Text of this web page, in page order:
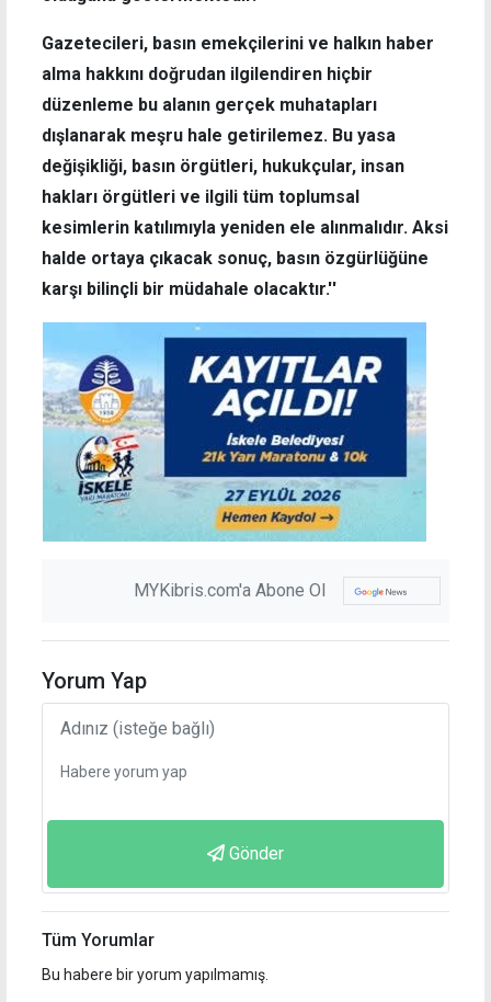
Gazetecileri, basın emekçilerini ve halkın haber
alma hakkını doğrudan ilgilendiren hiçbir
düzenleme bu alanın gerçek muhatapları
dışlanarak meşru hale getirilemez. Bu yasa
değişikliği, basın örgütleri, hukukçular, insan
hakları örgütleri ve ilgili tüm toplumsal
kesimlerin katılımıyla yeniden ele alınmalıdır. Aksi
halde ortaya çıkacak sonuç, basın özgürlüğüne
karşı bilinçli bir müdahale olacaktır.''
MYKibris.com'a Abone Ol
Yorum Yap
Gönder
Tüm Yorumlar
Bu habere bir yorum yapılmamış.